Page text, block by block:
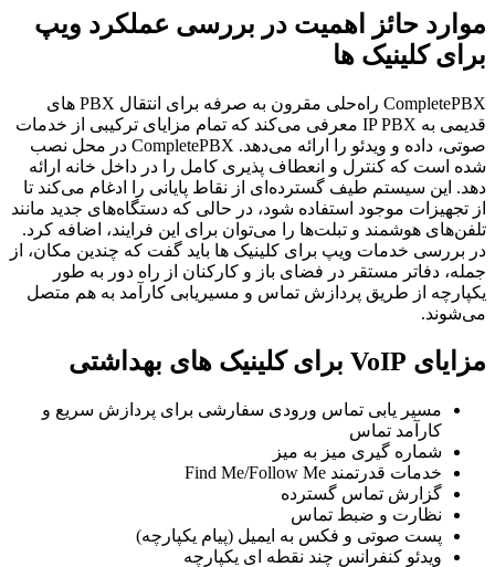
موارد حائز اهمیت در بررسی عملکرد ویپ
برای کلینیک ‌ها
CompletePBX راه‌حلی مقرون به صرفه برای انتقال PBX های
قدیمی به IP PBX معرفی می‌کند که تمام مزایای ترکیبی از خدمات
صوتی، داده و ویدئو را ارائه می‌دهد. CompletePBX در محل نصب
شده است که کنترل و انعطاف پذیری کامل را در داخل خانه ارائه
دهد. این سیستم طیف گسترده‌ای از نقاط پایانی را ادغام می‌کند تا
از تجهیزات موجود استفاده شود، در حالی که دستگاه‌های جدید مانند
تلفن‌های هوشمند و تبلت‌ها را می‌توان برای این فرایند، اضافه کرد.
در بررسی خدمات ویپ برای کلینیک ‌ها باید گفت که چندین مکان، از
جمله، دفاتر مستقر در فضای باز و کارکنان از راه دور به طور
یکپارچه از طریق پردازش تماس و مسیریابی کارآمد به هم متصل
می‌شوند.
مزایای VoIP برای کلینیک ‌های بهداشتی
مسیر یابی تماس ورودی سفارشی برای پردازش سریع و
کارآمد تماس
شماره گیری میز به میز
خدمات قدرتمند Find Me/Follow Me
گزارش تماس گسترده
نظارت و ضبط تماس
پست صوتی و فکس به ایمیل (پیام یکپارچه)
ویدئو کنفرانس چند نقطه ای یکپارچه